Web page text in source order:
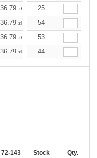
36.79 zł 36.47
25
36.79 zł 36.47
54
36.79 zł 36.47
53
36.79 zł 36.47
44
72-143 144-287 288 +
Stock Qty.